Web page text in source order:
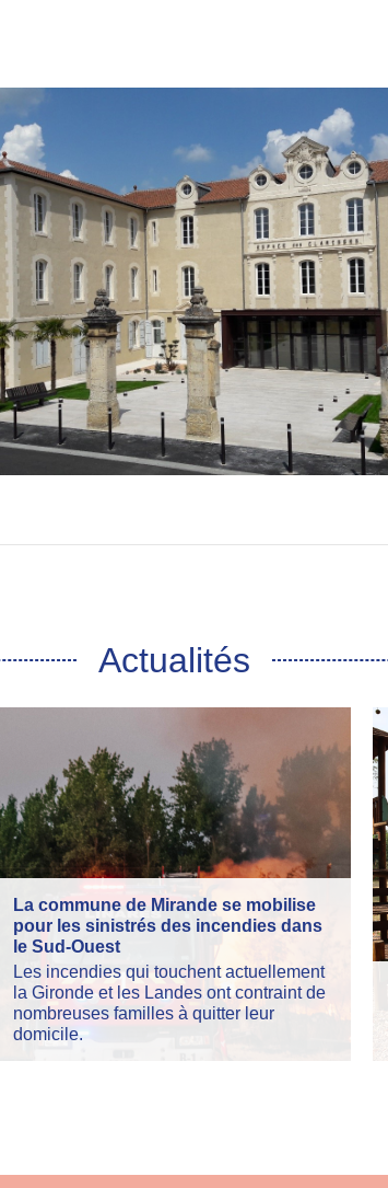
Actualités
La commune de Mirande se mobilise
pour les sinistrés des incendies dans
le Sud-Ouest
Les incendies qui touchent actuellement
la Gironde et les Landes ont contraint de
nombreuses familles à quitter leur
domicile.